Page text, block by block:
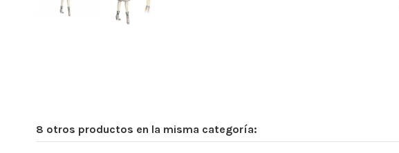
8 otros productos en la misma categoría: